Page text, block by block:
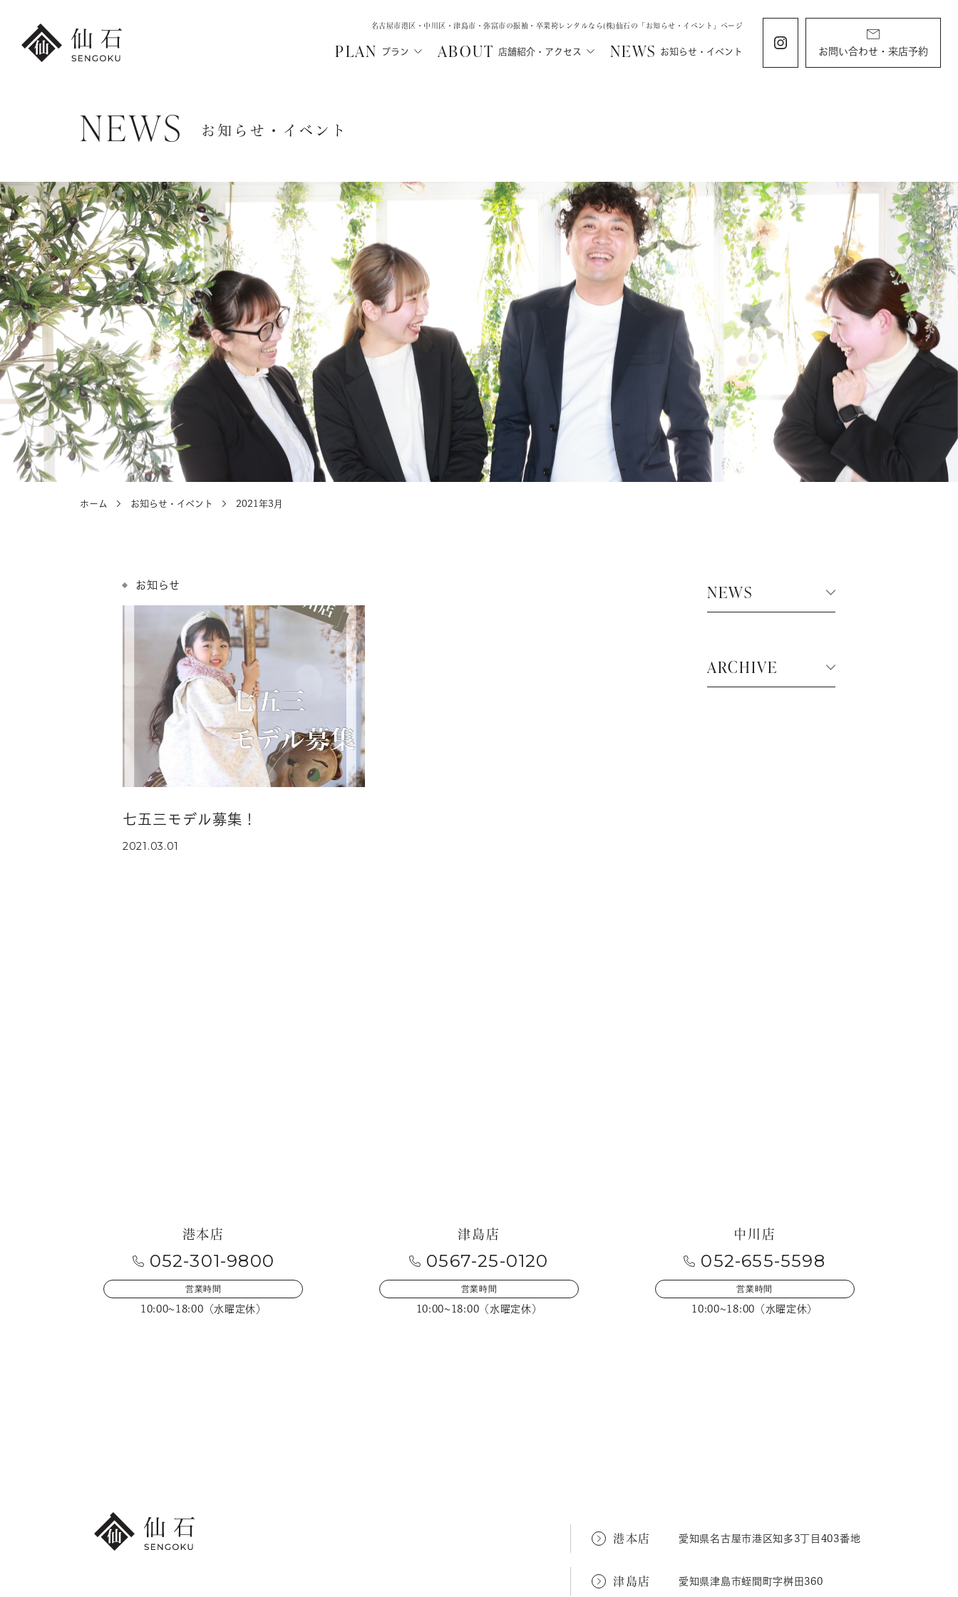
名古屋市港区・中川区・津島市・弥富市の振袖・卒業袴レンタルなら(株)仙石の「お知らせ・イベント」ページ
PLAN プラン
FURISODE
振袖レンタル・
撮影プラン
レンタル振袖一覧
紋付袴レンタル・
撮影プラン
選ばれる理由
HAKAMA
卒業袴レンタルプラン
小学生の
卒業袴レンタルプラン
先生の卒業袴レンタル
選ばれる理由
にぶんのいち成人式
選ばれる理由
フォトウェディング
ご親族向け衣装
レンタルプラン
選ばれる理由
お宮参り
すくすくチャンネル
バースデー・記念写真
百日祝・初節句
入園・入学・卒業
選ばれる理由
ABOUT 店舗紹介・アクセス NEWS お知らせ・イベント お問い合わせ・来店予約
NEWS お知らせ・イベント
ホーム お知らせ・イベント 2021年3月
お知らせ
七五三モデル募集！
2021.03.01
NEWS
ARCHIVE
港本店
052-301-9800
営業時間
10:00~18:00（水曜定休）
津島店
0567-25-0120
営業時間
10:00~18:00（水曜定休）
中川店
052-655-5598
営業時間
10:00~18:00（水曜定休）
港本店 愛知県名古屋市港区知多3丁目403番地
津島店 愛知県津島市蛭間町字桝田360